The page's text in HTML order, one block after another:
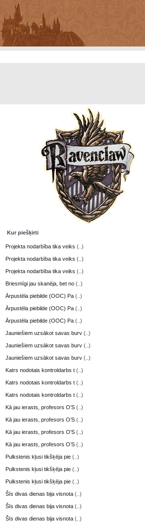
Kur piešķirti
Projekta nodarbība tika veiks (..)
Projekta nodarbība tika veiks (..)
Projekta nodarbība tika veiks (..)
Briesmīgi jau skanēja, bet no (..)
Ārpustēla piebilde (OOC) Pa (..)
Ārpustēla piebilde (OOC) Pa (..)
Ārpustēla piebilde (OOC) Pa (..)
Jauniešiem uzsākot savas burv (..)
Jauniešiem uzsākot savas burv (..)
Jauniešiem uzsākot savas burv (..)
Katrs nodotais kontroldarbs t (..)
Katrs nodotais kontroldarbs t (..)
Katrs nodotais kontroldarbs t (..)
Kā jau ierasts, profesors O’S (..)
Kā jau ierasts, profesors O’S (..)
Kā jau ierasts, profesors O’S (..)
Kā jau ierasts, profesors O’S (..)
Pulkstenis kļusi tikšķēja pie (..)
Pulkstenis kļusi tikšķēja pie (..)
Pulkstenis kļusi tikšķēja pie (..)
Šīs divas dienas bija visnota (..)
Šīs divas dienas bija visnota (..)
Šīs divas dienas bija visnota (..)